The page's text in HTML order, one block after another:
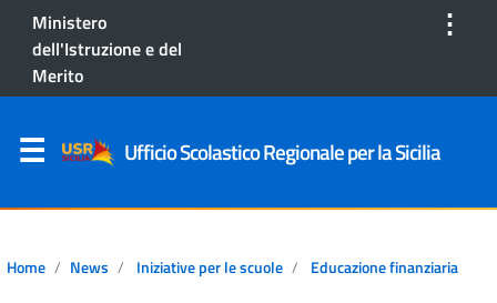
Ministero
dell'Istruzione e del
Merito
⋮
Ufficio Scolastico Regionale per la Sicilia
Home News Iniziative per le scuole Educazione finanziaria